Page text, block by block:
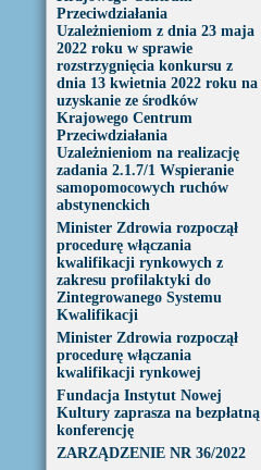
Przeciwdziałania
Uzależnieniom z dnia 23 maja
2022 roku w sprawie
rozstrzygnięcia konkursu z
dnia 13 kwietnia 2022 roku na
uzyskanie ze środków
Krajowego Centrum
Przeciwdziałania
Uzależnieniom na realizację
zadania 2.1.7/1 Wspieranie
samopomocowych ruchów
abstynenckich
Minister Zdrowia rozpoczął
procedurę włączania
kwalifikacji rynkowych z
zakresu profilaktyki do
Zintegrowanego Systemu
Kwalifikacji
Minister Zdrowia rozpoczął
procedurę włączania
kwalifikacji rynkowej
Fundacja Instytut Nowej
Kultury zaprasza na bezpłatną
konferencję
ZARZĄDZENIE NR 36/2022